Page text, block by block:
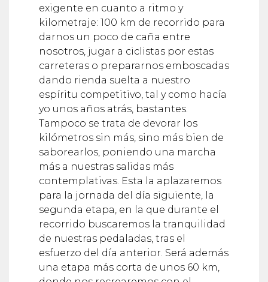
exigente en cuanto a ritmo y
kilometraje: 100 km de recorrido para
darnos un poco de caña entre
nosotros, jugar a ciclistas por estas
carreteras o prepararnos emboscadas
dando rienda suelta a nuestro
espíritu competitivo, tal y como hacía
yo unos años atrás, bastantes.
Tampoco se trata de devorar los
kilómetros sin más, sino más bien de
saborearlos, poniendo una marcha
más a nuestras salidas más
contemplativas. Esta la aplazaremos
para la jornada del día siguiente, la
segunda etapa, en la que durante el
recorrido buscaremos la tranquilidad
de nuestras pedaladas, tras el
esfuerzo del día anterior. Será además
una etapa más corta de unos 60 km,